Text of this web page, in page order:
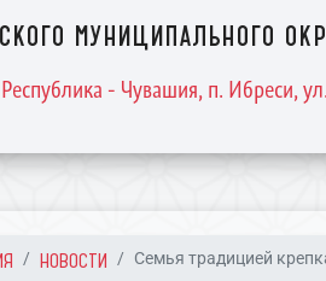
муниципального
- Чувашия, п. Ибреси,
НОВОСТИ Семья традицией